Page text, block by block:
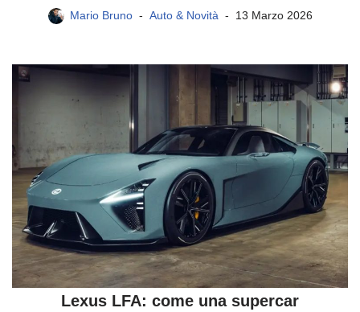
Mario Bruno Auto & Novità 13 Marzo 2026
Lexus LFA: come una supercar